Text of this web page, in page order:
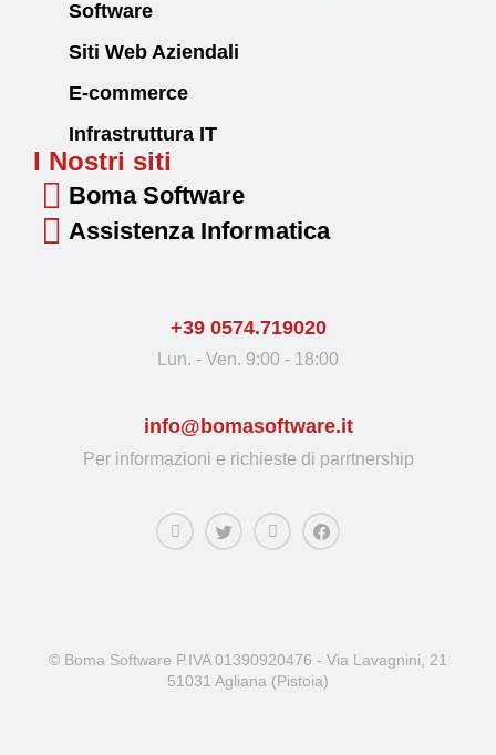
Software
Siti Web Aziendali
E-commerce
Infrastruttura IT
I Nostri siti
Boma Software
Assistenza Informatica
+39 0574.719020
Lun. - Ven. 9:00 - 18:00
info@bomasoftware.it
Per informazioni e richieste di parrtnership
© Boma Software P.IVA 01390920476 - Via Lavagnini, 21
51031 Agliana (Pistoia)